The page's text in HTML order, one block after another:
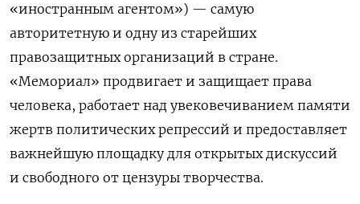
«иностранным агентом») — самую
авторитетную и одну из старейших
правозащитных организаций в стране.
«Мемориал» продвигает и защищает права
человека, работает над увековечиванием памяти
жертв политических репрессий и предоставляет
важнейшую площадку для открытых дискуссий
и свободного от цензуры творчества.